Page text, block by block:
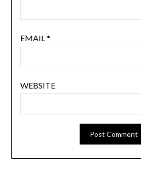
EMAIL*
WEBSITE